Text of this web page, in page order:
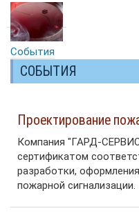
События
СОБЫТИЯ
Проектирование
Компания "ГАРД-
сертификатом
разработки,
пожарной сигнализации.